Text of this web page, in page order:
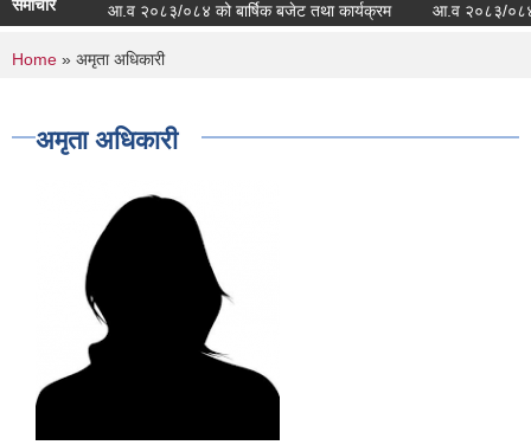
समाचार आ.व २०८३/०८४ को बार्षिक बजेट तथा कार्यक्रम आ.व २०८३/०८४ को
You are here
Home » अमृता अधिकारी
अमृता अधिकारी